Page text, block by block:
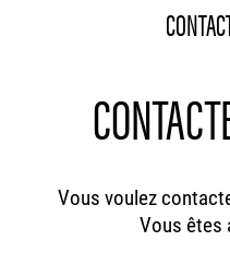
Vous voulez
Vous êtes